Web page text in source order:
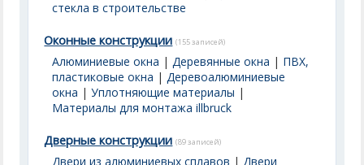
стекла в строительстве
Оконные конструкции (155 записей)
Алюминиевые окна |Деревянные окна | ПВХ,
пластиковые окна |Деревоалюминиевые
окна |Уплотняющие материалы |
Материалы для монтажа illbruck
Дверные конструкции (89 записей)
Двери из алюминиевых сплавов | Двери